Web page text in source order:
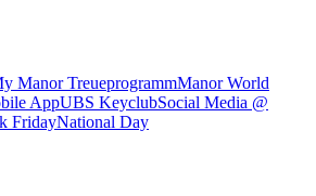
Manor TreueprogrammManor World
AppUBS KeyclubSocial Media @
FridayNational Day